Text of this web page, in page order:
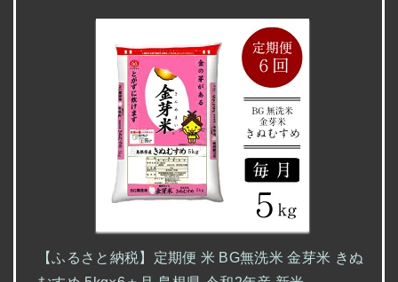
【ふるさと納税】定期便 米 BG無洗米 金芽米 きぬ